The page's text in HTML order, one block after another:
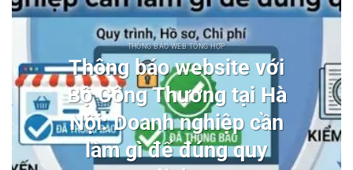
THÔNG BÁO WEB TỔNG HỢP
Thông báo website với
Bộ Công Thương tại Hà
Nội: Doanh nghiệp cần
làm gì để đúng quy